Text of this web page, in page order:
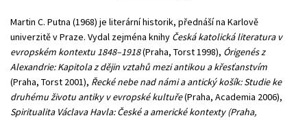
Martin C. Putna (1968) je literární historik, přednáší na Karlově
univerzitě v Praze. Vydal zejména knihy Česká katolická literatura v
evropském kontextu 1848–1918(Praha, Torst 1998), Órigenés z
Alexandrie: Kapitola z dějin vztahů mezi antikou a křesťanstvím
(Praha, Torst 2001), Řecké nebe nad námi a antický košík: Studie ke
druhému životu antiky v evropské kultuře(Praha, Academia 2006),
Spiritualita Václava Havla: České a americké kontexty(Praha,